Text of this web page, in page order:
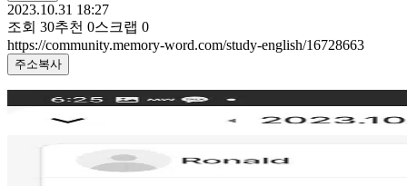
2023.10.31 18:27
조회 30추천 0스크랩 0
https://community.memory-word.com/study-english/16728663
주소복사